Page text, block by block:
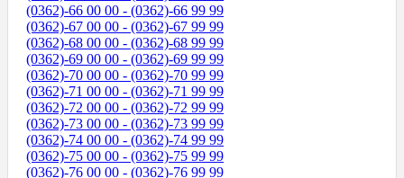
(0362)-66 00 00 - (0362)-66 99 99
(0362)-67 00 00 - (0362)-67 99 99
(0362)-68 00 00 - (0362)-68 99 99
(0362)-69 00 00 - (0362)-69 99 99
(0362)-70 00 00 - (0362)-70 99 99
(0362)-71 00 00 - (0362)-71 99 99
(0362)-72 00 00 - (0362)-72 99 99
(0362)-73 00 00 - (0362)-73 99 99
(0362)-74 00 00 - (0362)-74 99 99
(0362)-75 00 00 - (0362)-75 99 99
(0362)-76 00 00 - (0362)-76 99 99